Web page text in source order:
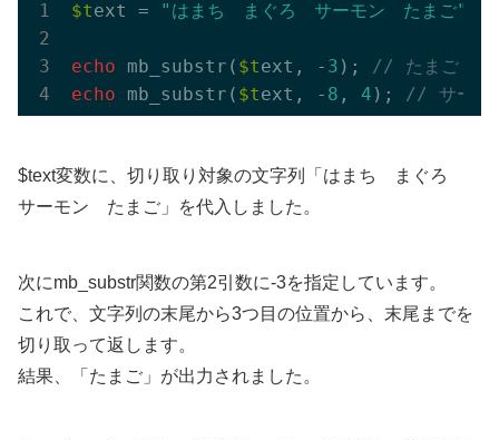
$text = "はまち　まぐろ　サーモン　たまご"
echo mb_substr( $text, - 3 ); // たまご
echo mb_substr( $text, - 8 , 4 ); // サーモ
$text変数に、切り取り対象の文字列「はまち まぐろ
サーモン たまご」を代入しました。
次にmb_substr関数の第2引数に-3を指定しています。
これで、文字列の末尾から3つ目の位置から、末尾までを
切り取って返します。
結果、「たまご」が出力されました。